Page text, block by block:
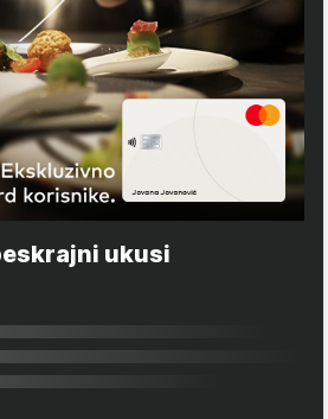
ukusi